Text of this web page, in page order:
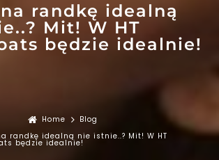
na randkę idealną
Mit! W HT
będzie idealnie!
Home
Blog
randkę idealną nie istnie..? Mit! W HT
będzie idealnie!